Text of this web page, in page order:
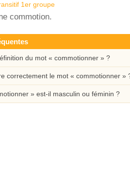
1er groupe
commotion.
du mot « commotionner » ?
correctement le mot « commotionner »
» est-il masculin ou féminin ?